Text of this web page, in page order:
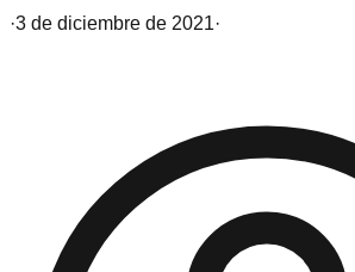
·3 de diciembre de 2021·